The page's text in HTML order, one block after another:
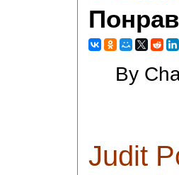
By
Judit